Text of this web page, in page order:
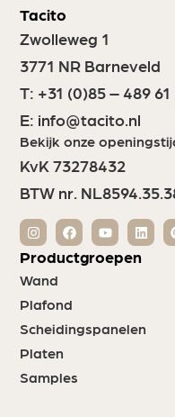
Tacito
Zwolleweg 1
3771 NR Barneveld
T: +31 (0)85 – 489 61
E: info@tacito.nl
Bekijk onze
KvK 73278432
BTW nr.
Productgroepen
Wand
Plafond
Scheidingspanelen
Platen
Samples